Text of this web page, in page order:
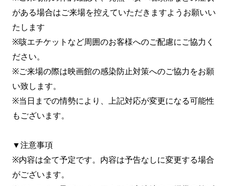
がある場合はご来場を控えていただきますようお願いい
たします
※咳エチケットなど周囲のお客様へのご配慮にご協力く
ださい。
※ご来場の際は映画館の感染防止対策へのご協力をお願
い致します。
※当日までの情勢により、上記対応が変更になる可能性
もございます。
▼注意事項
※内容は全て予定です。内容は予告なしに変更する場合
がございます。